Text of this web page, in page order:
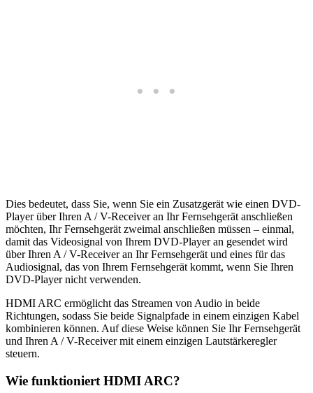
Dies bedeutet, dass Sie, wenn Sie ein Zusatzgerät wie einen DVD-
Player über Ihren A / V-Receiver an Ihr Fernsehgerät anschließen
möchten, Ihr Fernsehgerät zweimal anschließen müssen – einmal,
damit das Videosignal von Ihrem DVD-Player an gesendet wird
über Ihren A / V-Receiver an Ihr Fernsehgerät und eines für das
Audiosignal, das von Ihrem Fernsehgerät kommt, wenn Sie Ihren
DVD-Player nicht verwenden.
HDMI ARC ermöglicht das Streamen von Audio in beide
Richtungen, sodass Sie beide Signalpfade in einem einzigen Kabel
kombinieren können. Auf diese Weise können Sie Ihr Fernsehgerät
und Ihren A / V-Receiver mit einem einzigen Lautstärkeregler
steuern.
Wie funktioniert HDMI ARC?